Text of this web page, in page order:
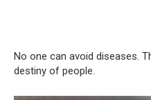
No one can avoid diseases.
destiny of people.